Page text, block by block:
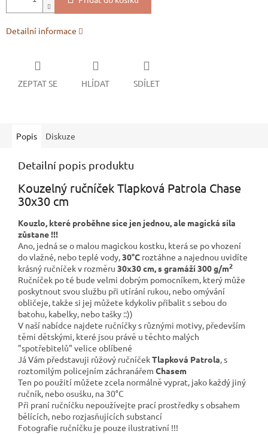
Detailní informace
ZEPTAT SE HLÍDAT SDÍLET
Popis Diskuze
Detailní popis produktu
Kouzelný ručníček Tlapková Patrola Chase
30x30 cm
Kouzlo, které proběhne sice jen jednou, ale magická síla
zůstane !!!
Ano, jedná se o malou magickou kostku, která se po vhození
do vlažné, nebo teplé vody,30°C roztáhne a najednou uvidíte
krásný ručníček v rozměru 30x30 cm, s gramáží 300 g/m2
Ručníček po té bude velmi dobrým pomocníkem, který může
poskytnout svou službu při utírání rukou, nebo omývání
obličeje, takže si jej můžete kdykoliv přibalit s sebou do
batohu, kabelky, nebo tašky ::))
V naší nabídce najdete ručníčky s různými motivy, především
těmi dětskými, které jsou právě u těchto malých
"spotřebitelů" velice oblíbené
Já Vám představuji růžový ručníčekTlapková Patrola, s
roztomilým policejním záchranářem Chasem
Ten po použití můžete zcela normálně vyprat, jako každý jiný
ručník, nebo osušku, na 30°C
Při praní ručníčku nepoužívejte prací prostředky s obsahem
bělících, nebo rozjasňujících substancí
Fotografie ručníčku je pouze ilustrativní !!!